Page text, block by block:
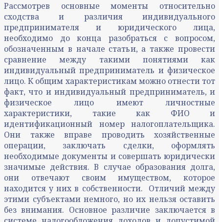
Рассмотрев основные моменты относительно
сходства и различия индивидуального
предпринимателя и юридического лица,
необходимо до конца разобраться с вопросом,
обозначенным в начале статьи, а также провести
сравнение между такими понятиями как
индивидуальный предприниматель и физическое
лицо. К общим характеристикам можно отнести тот
факт, что и индивидуальный предприниматель, и
физическое лицо имеют личностные
характеристики, такие как ФИО и
идентификационный номер налогоплательщика.
Они также вправе проводить хозяйственные
операции, заключать сделки, оформлять
необходимые документы и совершать юридически
значимые действия. В случае образования долга,
они отвечают своим имуществом, которое
находится у них в собственности. Отличий между
этими субъектами немного, но их нельзя оставить
без внимания. Основное различие заключается в